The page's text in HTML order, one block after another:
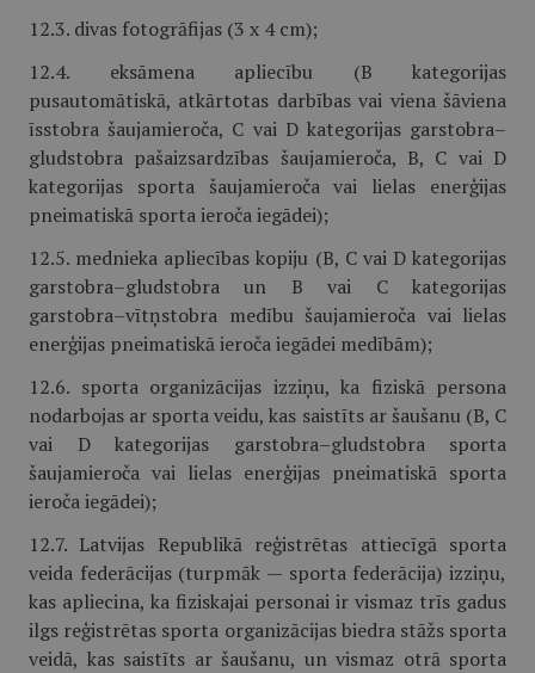
12.3. divas fotogrāfijas (3 x 4 cm);
12.4. eksāmena apliecību (B kategorijas
pusautomātiskā, atkārtotas darbības vai viena šāviena
īsstobra šaujamieroča, C vai D kategorijas garstobra–
gludstobra pašaizsardzības šaujamieroča, B, C vai D
kategorijas sporta šaujamieroča vai lielas enerģijas
pneimatiskā sporta ieroča iegādei);
12.5. mednieka apliecības kopiju (B, C vai D kategorijas
garstobra–gludstobra un B vai C kategorijas
garstobra–vītņstobra medību šaujamieroča vai lielas
enerģijas pneimatiskā ieroča iegādei medībām);
12.6. sporta organizācijas izziņu, ka fiziskā persona
nodarbojas ar sporta veidu, kas saistīts ar šaušanu (B, C
vai D kategorijas garstobra–gludstobra sporta
šaujamieroča vai lielas enerģijas pneimatiskā sporta
ieroča iegādei);
12.7. Latvijas Republikā reģistrētas attiecīgā sporta
veida federācijas (turpmāk — sporta federācija) izziņu,
kas apliecina, ka fiziskajai personai ir vismaz trīs gadus
ilgs reģistrētas sporta organizācijas biedra stāžs sporta
veidā, kas saistīts ar šaušanu, un vismaz otrā sporta